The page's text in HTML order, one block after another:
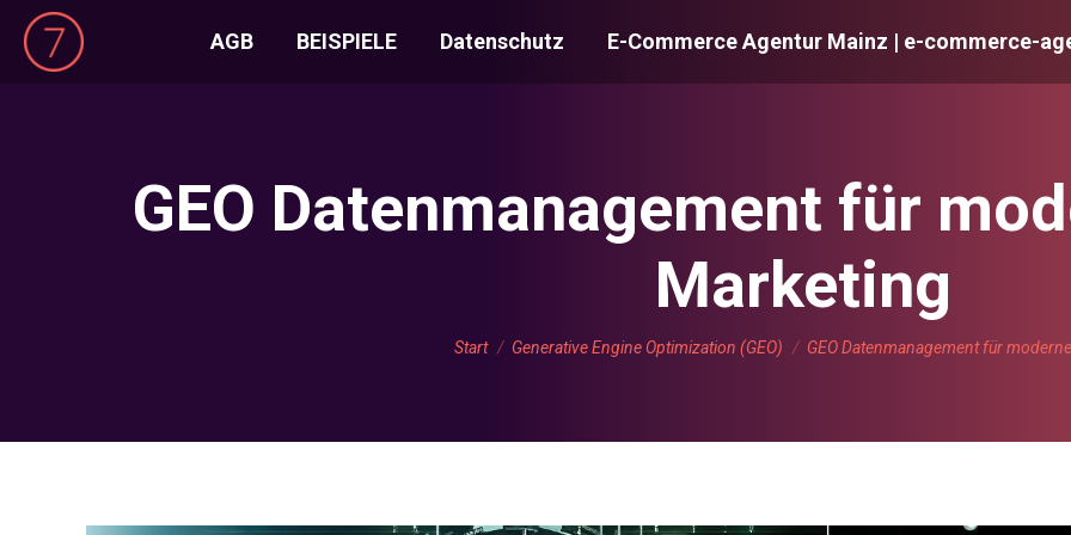
AGB BEISPIELE Datenschutz E-Commerce Agentur Mainz | e-commerce-
GEO Datenmanagement für
Marketing
Sie befinden sich hier:
Start Generative Engine Optimization (GEO) GEO Datenmanagement für